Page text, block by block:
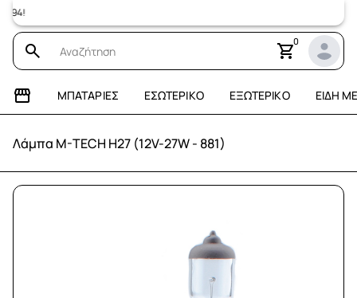
0
ΜΠΑΤΑΡΊΕΣ ΕΣΩΤΕΡΙΚΌ ΕΞΩΤΕΡΙΚΌ ΕΊΔΗ
Λάμπα M-TECH H27 (12V-27W - 881)